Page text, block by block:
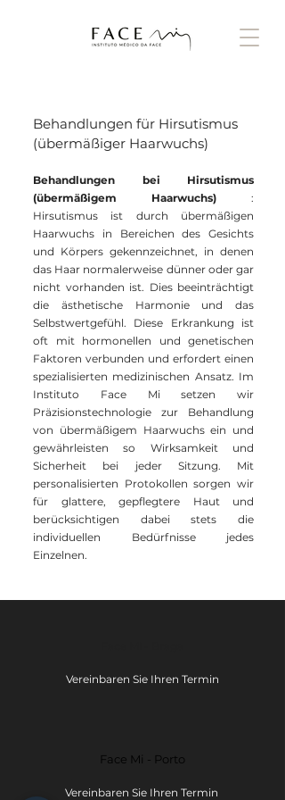
Behandlungen für Hirsutismus
(übermäßiger Haarwuchs)
Behandlungen bei Hirsutismus
(übermäßigem Haarwuchs) :
Hirsutismus ist durch übermäßigen
Haarwuchs in Bereichen des Gesichts
und Körpers gekennzeichnet, in denen
das Haar normalerweise dünner oder gar
nicht vorhanden ist. Dies beeinträchtigt
die ästhetische Harmonie und das
Selbstwertgefühl. Diese Erkrankung ist
oft mit hormonellen und genetischen
Faktoren verbunden und erfordert einen
spezialisierten medizinischen Ansatz. Im
Instituto Face Mi setzen wir
Präzisionstechnologie zur Behandlung
von übermäßigem Haarwuchs ein und
gewährleisten so Wirksamkeit und
Sicherheit bei jeder Sitzung. Mit
personalisierten Protokollen sorgen wir
für glattere, gepflegtere Haut und
berücksichtigen dabei stets die
individuellen Bedürfnisse jedes
Einzelnen.
Vereinbaren Sie Ihren Termin
Face Mi - Porto
Vereinbaren Sie Ihren Termin